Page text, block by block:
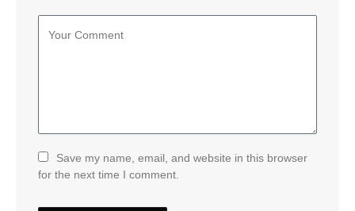
Save my name, email, and website in this browser
for the next time I comment.